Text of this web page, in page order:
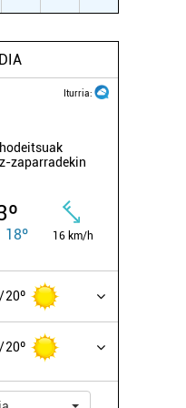
Iturria:
zaparradekin
18º 16 km/h
20º
20º